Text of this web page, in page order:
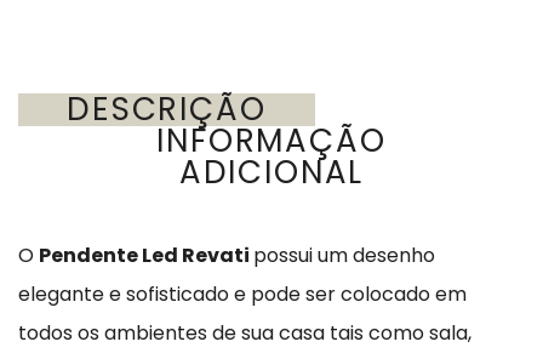
DESCRIÇÃO
INFORMAÇÃO
ADICIONAL
O Pendente Led Revati possui um desenho
elegante e sofisticado e pode ser colocado em
todos os ambientes de sua casa tais como sala,